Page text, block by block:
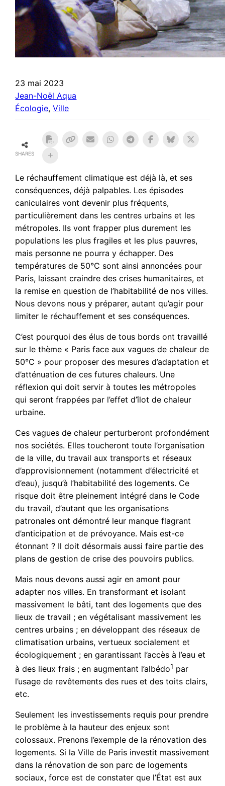
23 mai 2023
Jean-Noël Aqua
Écologie, Ville
SHARES
Le réchauffement climatique est déjà là, et ses
conséquences, déjà palpables. Les épisodes
caniculaires vont devenir plus fréquents,
particulièrement dans les centres urbains et les
métropoles. Ils vont frapper plus durement les
populations les plus fragiles et les plus pauvres,
mais personne ne pourra y échapper. Des
températures de 50°C sont ainsi annoncées pour
Paris, laissant craindre des crises humanitaires, et
la remise en question de l’habitabilité de nos villes.
Nous devons nous y préparer, autant qu’agir pour
limiter le réchauffement et ses conséquences.
C’est pourquoi des élus de tous bords ont travaillé
sur le thème « Paris face aux vagues de chaleur de
50°C » pour proposer des mesures d’adaptation et
d’atténuation de ces futures chaleurs. Une
réflexion qui doit servir à toutes les métropoles
qui seront frappées par l’effet d’îlot de chaleur
urbaine.
Ces vagues de chaleur perturberont profondément
nos sociétés. Elles toucheront toute l’organisation
de la ville, du travail aux transports et réseaux
d’approvisionnement (notamment d’électricité et
d’eau), jusqu’à l’habitabilité des logements. Ce
risque doit être pleinement intégré dans le Code
du travail, d’autant que les organisations
patronales ont démontré leur manque flagrant
d’anticipation et de prévoyance. Mais est-ce
étonnant ? Il doit désormais aussi faire partie des
plans de gestion de crise des pouvoirs publics.
Mais nous devons aussi agir en amont pour
adapter nos villes. En transformant et isolant
massivement le bâti, tant des logements que des
lieux de travail ; en végétalisant massivement les
centres urbains ; en développant des réseaux de
climatisation urbains, vertueux socialement et
écologiquement ; en garantissant l’accès à l’eau et
à des lieux frais ; en augmentant l’albédo1 par
l’usage de revêtements des rues et des toits clairs,
etc.
Seulement les investissements requis pour prendre
le problème à la hauteur des enjeux sont
colossaux. Prenons l’exemple de la rénovation des
logements. Si la Ville de Paris investit massivement
dans la rénovation de son parc de logements
sociaux, force est de constater que l’État est aux